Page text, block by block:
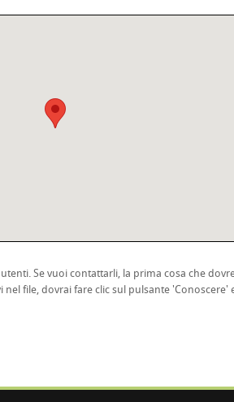
Se vuoi contattarli, la prima cosa che
file, dovrai fare clic sul pulsante 'Conoscere'